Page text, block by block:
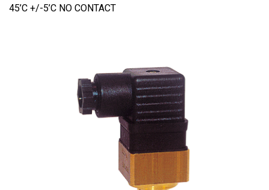
45’C +/-5’C NO CONTACT